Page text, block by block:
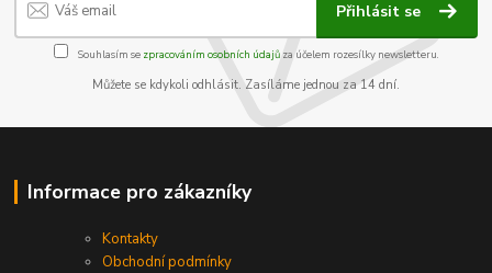
Přihlásit se
Souhlasím se zpracováním osobních údajůza účelem rozesílky newsletteru.
Můžete se kdykoli odhlásit. Zasíláme jednou za 14 dní.
Informace pro zákazníky
Kontakty
Obchodní podmínky